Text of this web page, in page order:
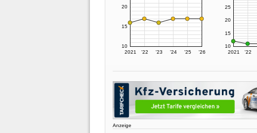
2021 '22 '23 '24 '25 '26
10
15
20
2021 '22
10
15
20
25
Anzeige